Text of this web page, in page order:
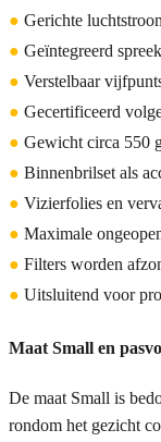
● Gerichte
● Geïntegreerd
● Verstelbaar
● Gecertificeerd
● Gewicht circa 550
● Binnenbrilset als
● Vizierfolies en
● Maximale
● Filters worden
● Uitsluitend voor
Maat Small en
De maat Small is
rondom het gezicht